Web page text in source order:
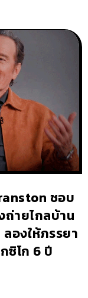
ชอบ
ายไกลบ้าน
องให้ภรรยา
ซิโก 6 ปี